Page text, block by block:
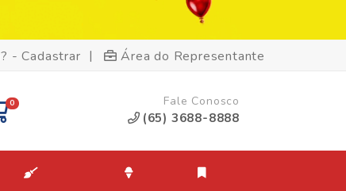
- Cadastrar | Área do Representante
0 Fale Conosco
(65) 3688-8888